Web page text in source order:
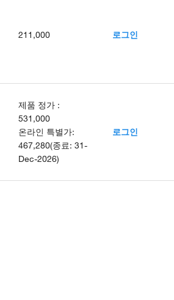
211,000 로그인
제품 정가 :
531,000
온라인 특별가:
467,280(종료: 31-
Dec-2026)
로그인